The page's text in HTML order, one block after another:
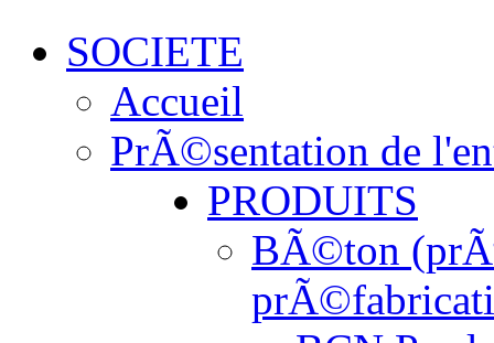
SOCIETE
Accueil
PrÃ©sentation de
PRODUITS
BÃ©ton